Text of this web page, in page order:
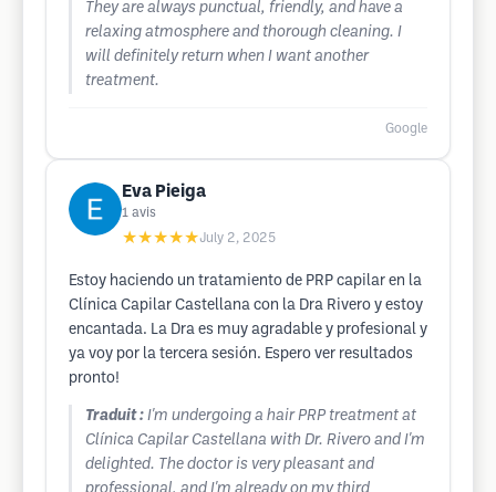
They are always punctual, friendly, and have a
relaxing atmosphere and thorough cleaning. I
will definitely return when I want another
treatment.
Google
Eva Pieiga
1 avis
★★★★★July 2, 2025
Estoy haciendo un tratamiento de PRP capilar en la
Clínica Capilar Castellana con la Dra Rivero y estoy
encantada. La Dra es muy agradable y profesional y
ya voy por la tercera sesión. Espero ver resultados
pronto!
Traduit : I'm undergoing a hair PRP treatment at
Clínica Capilar Castellana with Dr. Rivero and I'm
delighted. The doctor is very pleasant and